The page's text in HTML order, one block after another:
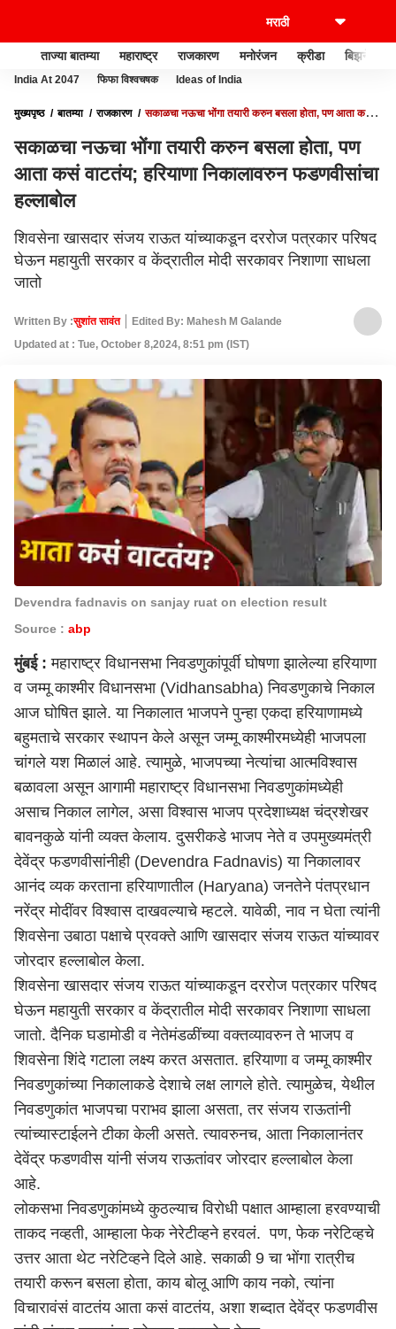
ताज्या बातम्या महाराष्ट्र राजकारण मनोरंजन क्रीडा बिझनेस
India At 2047 फिफा विश्वचषक Ideas of India
मुख्यपृष्ठ बातम्या राजकारण
सकाळचा नऊचा भोंगा तयारी करुन बसला होता, पण आता कसं
सकाळचा नऊचा भोंगा तयारी करुन बसला होता, पण
आता कसं वाटतंय; हरियाणा निकालावरुन फडणवीसांचा
हल्लाबोल
शिवसेना खासदार संजय राऊत यांच्याकडून दररोज पत्रकार परिषद
घेऊन महायुती सरकार व केंद्रातील मोदी सरकावर निशाणा साधला
जातो
Written By :सुशांत सावंत
Edited By: Mahesh M Galande
Updated at : Tue, October 8,2024, 8:51 pm (IST)
Devendra fadnavis on sanjay ruat on election result
Source : abp
मुंबई: महाराष्ट्र विधानसभा निवडणुकांपूर्वी घोषणा झालेल्या हरियाणा
व जम्मू काश्मीरविधानसभा (Vidhansabha) निवडणुकाचे निकाल
आज घोषित झाले. या निकालात भाजपने पुन्हा एकदा हरियाणामध्ये
बहुमताचे सरकार स्थापन केले असून जम्मू काश्मीरमध्येही भाजपला
चांगले यश मिळालं आहे. त्यामुळे, भाजपच्या नेत्यांचा आत्मविश्वास
बळावला असून आगामी महाराष्ट्र विधानसभा निवडणुकांमध्येही
असाच निकाल लागेल, असा विश्वास भाजप प्रदेशाध्यक्ष चंद्रशेखर
बावनकुळे यांनी व्यक्त केलाय. दुसरीकडे भाजप नेते व उपमुख्यमंत्री
देवेंद्र फडणवीसांनीही (Devendra Fadnavis) या निकालावर
आनंद व्यक करतानाहरियाणातील (Haryana) जनतेने पंतप्रधान
नरेंद्र मोदींवर विश्वास दाखवल्याचे म्हटले. यावेळी, नाव न घेता त्यांनी
शिवसेना उबाठा पक्षाचे प्रवक्ते आणि खासदार संजय राऊत यांच्यावर
जोरदार हल्लाबोल केला.
शिवसेना खासदार संजय राऊत यांच्याकडून दररोज पत्रकार परिषद
घेऊन महायुती सरकार व केंद्रातील मोदी सरकावर निशाणा साधला
जातो. दैनिक घडामोडी व नेतेमंडळींच्या वक्तव्यावरुन ते भाजप व
शिवसेना शिंदे गटाला लक्ष्य करत असतात. हरियाणा व जम्मू काश्मीर
निवडणुकांच्या निकालाकडे देशाचे लक्ष लागले होते. त्यामुळेच, येथील
निवडणुकांत भाजपचा पराभव झाला असता, तर संजय राऊतांनी
त्यांच्यास्टाईलने टीका केली असते. त्यावरुनच, आता निकालानंतर
देवेंद्र फडणवीस यांनी संजय राऊतांवर जोरदार हल्लाबोल केला
आहे.
लोकसभा निवडणुकांमध्ये कुठल्याच विरोधी पक्षात आम्हाला हरवण्याची
ताकद नव्हती, आम्हाला फेक नेरेटीव्हने हरवलं. पण, फेक नरेटिव्हचे
उत्तर आता थेट नरेटिव्हने दिले आहे. सकाळी 9 चा भोंगा रात्रीच
तयारी करून बसला होता, काय बोलू आणि काय नको, त्यांना
विचारावंसं वाटतंय आता कसं वाटतंय, अशा शब्दात देवेंद्र फडणवीस